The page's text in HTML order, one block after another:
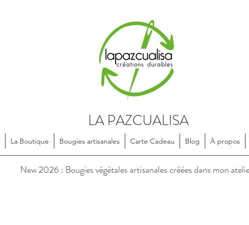
LA PAZCUALISA
Accessoires en textile, dessinés et confectionnés de manière artisanale, en
La Boutique Bougies artisanales Carte Cadeau Blog À propos
New 2026 : Bougies végétales artisanales créées dans mon